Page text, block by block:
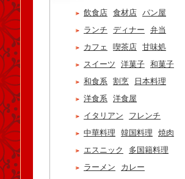
飲食店 食材店 パン屋
ランチ
ディナー
弁当
カフェ
喫茶店 甘味処
スイーツ
洋菓子 和菓子
和食系 割烹
日本料理
洋食系 洋食屋
イタリアン
フレンチ
中華料理
韓国料理
焼肉
エスニック
多国籍料理
ラーメン
カレー